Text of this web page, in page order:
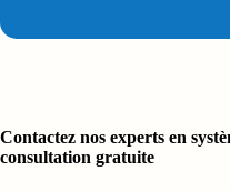
– Solutions de
Contactez nos experts en
consultation gratuite